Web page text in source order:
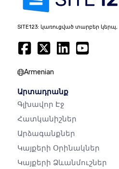
SITE123: կառուցված տարբեր կերպ,
Armenian
Արտադրանք
Գլխավոր Էջ
Հատկանիշներ
Արձագանքներ
Կայքերի Օրինակներ
Կայքերի Ձևանմուշներ